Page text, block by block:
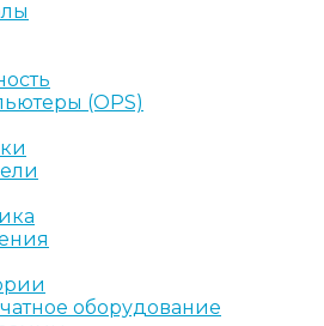
(OPS)
оборудование